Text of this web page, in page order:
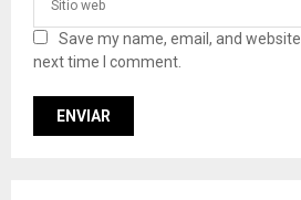
Save my name, email, and
next time I comment.